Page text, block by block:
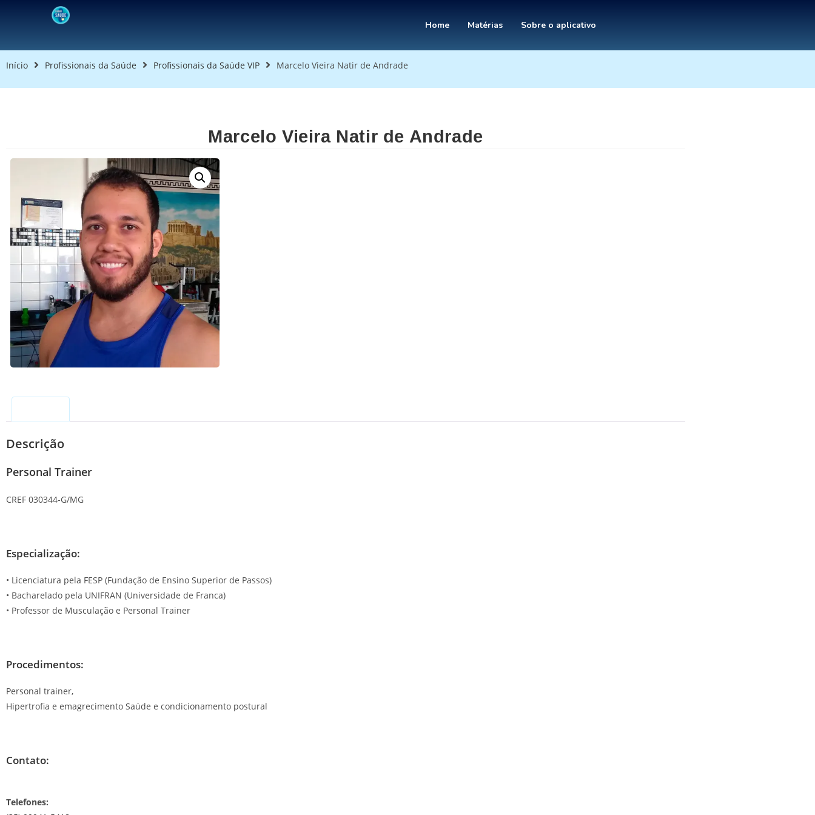
Home Matérias Sobre o aplicativo
Início Profissionais da Saúde Profissionais da Saúde VIP Marcelo Vieira Natir de Andrade
Marcelo Vieira Natir de Andrade
Descrição
Personal Trainer
CREF 030344-G/MG
Especialização:
• Licenciatura pela FESP (Fundação de Ensino Superior de Passos)
• Bacharelado pela UNIFRAN (Universidade de Franca)
• Professor de Musculação e Personal Trainer
Procedimentos:
Personal trainer,
Hipertrofia e emagrecimento Saúde e condicionamento postural
Contato:
Telefones: